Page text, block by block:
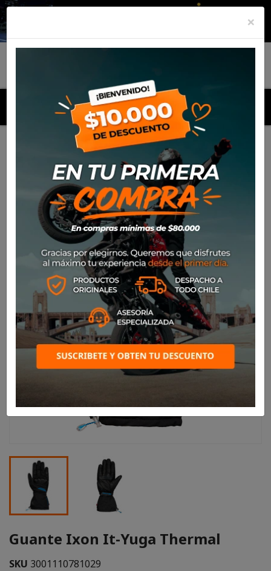
MENU
Productos Equipamiento
Guante Ixon It-Yuga
Guante Ixon It-Yuga Thermal
SKU 3001110781029
×